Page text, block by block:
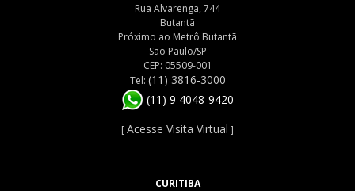
Rua Alvarenga, 744
Butantã
Próximo ao Metrô Butantã
São Paulo/SP
CEP: 05509-001
Tel: (11) 3816-3000
(11) 9 4048-9420
[Acesse Visita Virtual ]
CURITIBA